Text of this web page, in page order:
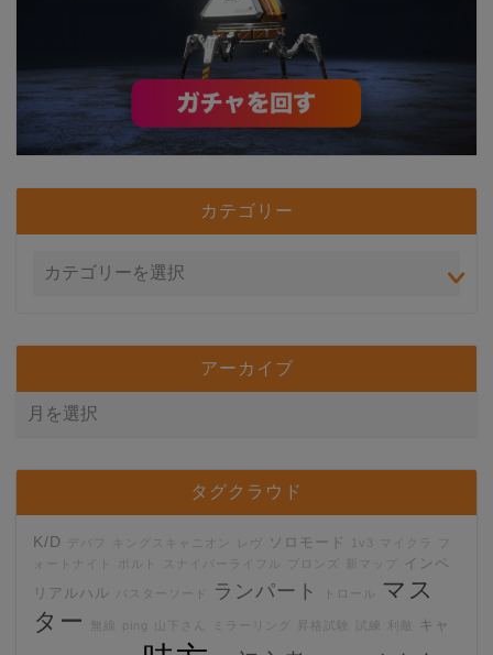
カテゴリー
アーカイブ
タグクラウド
K/D ソロモード 1v3 マイクラ
スナイパーライフル 新マップ
インペ
リアルハル
バスターソード ランパート
マス
ター
無線 ping 山下さん ミラーリング キャ